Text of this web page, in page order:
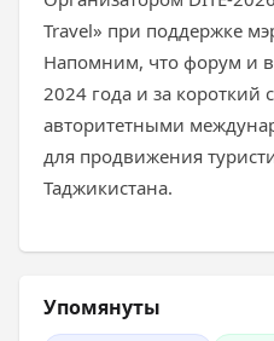
Travel» при поддержке
Напомним, что форум и
2024 года и за короткий
авторитетными
для продвижения
Таджикистана.
Упомянуты